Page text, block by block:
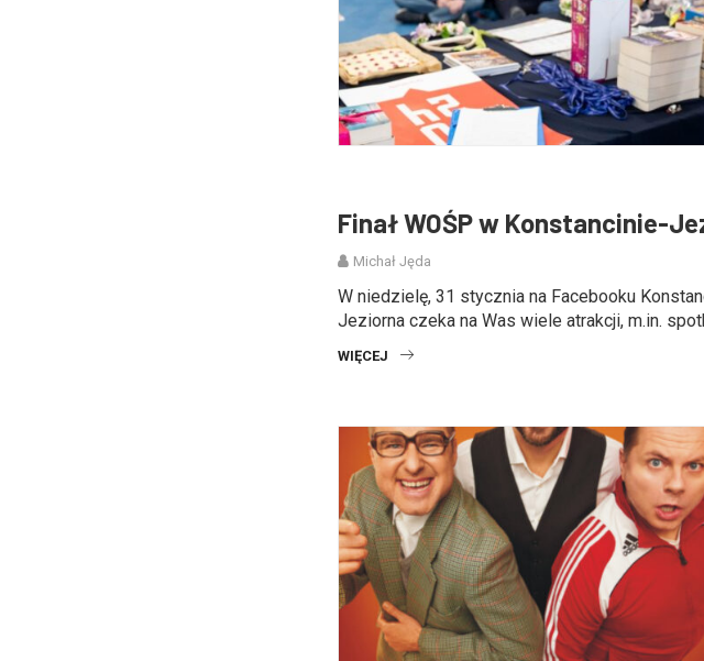
Finał WOŚP w Konstancinie-
Michał Jęda
W niedzielę, 31 stycznia na Facebooku
Jeziorna czeka na Was wiele atrakcji, m.in.
WIĘCEJ